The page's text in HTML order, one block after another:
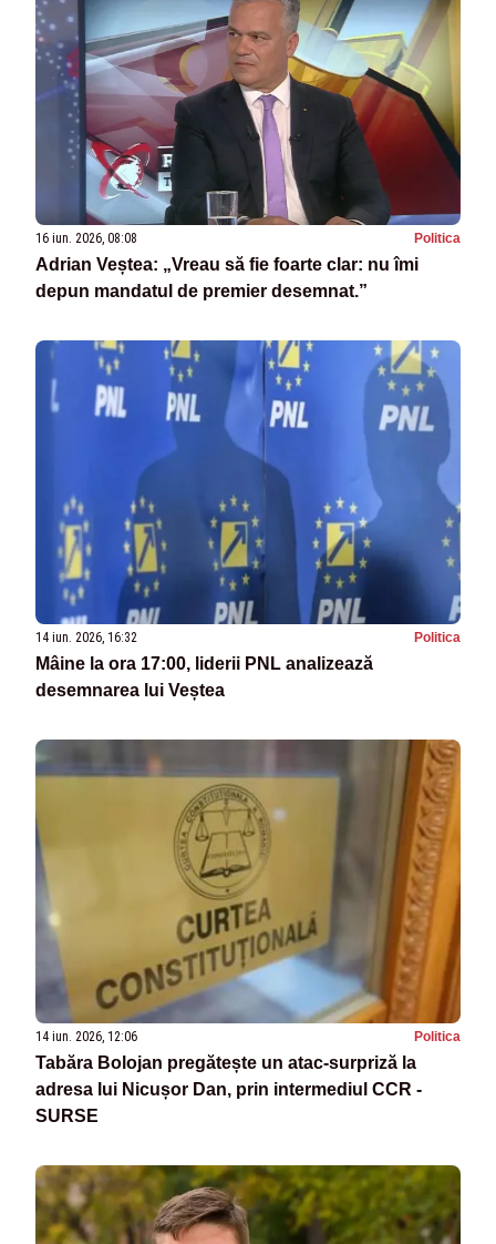
16 iun. 2026, 08:08 Politica
Adrian Veștea: „Vreau să fie foarte clar: nu îmi
depun mandatul de premier desemnat.”
14 iun. 2026, 16:32 Politica
Mâine la ora 17:00, liderii PNL analizează
desemnarea lui Veștea
14 iun. 2026, 12:06 Politica
Tabăra Bolojan pregătește un atac-surpriză la
adresa lui Nicușor Dan, prin intermediul CCR -
SURSE